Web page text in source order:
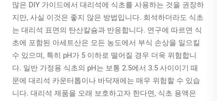
많은 DIY 가이드에서 대리석에 식초를 사용하는 것을 권장하
지만, 사실 이것은 좋지 않은 방법입니다. 희석하더라도 식초
는 대리석 표면의 탄산칼슘과 반응합니다. 연구에 따르면 식
초에 포함된 아세트산은 모든 농도에서 부식 손상을 일으킬
수 있으며, 특히 pH가 5 이하로 떨어질 경우 더욱 위험합니
다. 일반 가정용 식초의 pH는 보통 2.5에서 3.5 사이이기 때
문에 대리석 카운터톱이나 바닥재에는 매우 위험할 수 있습
니다. 대리석 제품을 오래 보호하고자 한다면, 식초 용액은